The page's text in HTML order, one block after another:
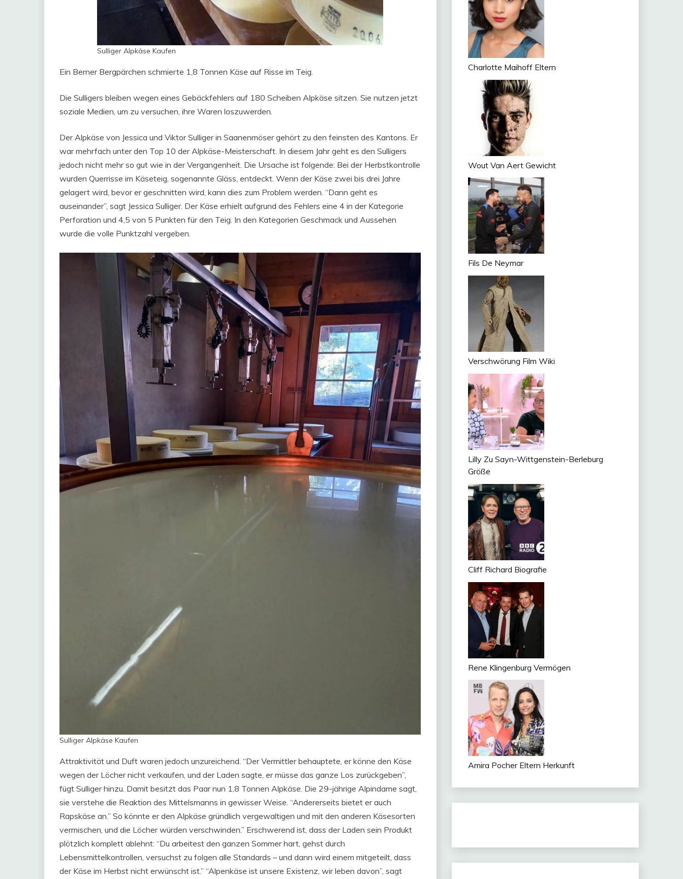
Sulliger Alpkäse Kaufen
Ein Berner Bergpärchen schmierte 1,8 Tonnen Käse auf Risse im Teig.
Die Sulligers bleiben wegen eines Gebäckfehlers auf 180 Scheiben Alpkäse sitzen. Sie nutzen jetzt
soziale Medien, um zu versuchen, ihre Waren loszuwerden.
Der Alpkäse von Jessica und Viktor Sulliger in Saanenmöser gehört zu den feinsten des Kantons. Er
war mehrfach unter den Top 10 der Alpkäse-Meisterschaft. In diesem Jahr geht es den Sulligers
jedoch nicht mehr so ​​gut wie in der Vergangenheit. Die Ursache ist folgende: Bei der Herbstkontrolle
wurden Querrisse im Käseteig, sogenannte Gläss, entdeckt. Wenn der Käse zwei bis drei Jahre
gelagert wird, bevor er geschnitten wird, kann dies zum Problem werden. “Dann geht es
auseinander”, sagt Jessica Sulliger. Der Käse erhielt aufgrund des Fehlers eine 4 in der Kategorie
Perforation und 4,5 von 5 Punkten für den Teig. In den Kategorien Geschmack und Aussehen
wurde die volle Punktzahl vergeben.
Sulliger Alpkäse Kaufen
Attraktivität und Duft waren jedoch unzureichend. “Der Vermittler behauptete, er könne den Käse
wegen der Löcher nicht verkaufen, und der Laden sagte, er müsse das ganze Los zurückgeben”,
fügt Sulliger hinzu. Damit besitzt das Paar nun 1,8 Tonnen Alpkäse. Die 29-jährige Alpindame sagt,
sie verstehe die Reaktion des Mittelsmanns in gewisser Weise. “Andererseits bietet er auch
Rapskäse an.” So könnte er den Alpkäse gründlich vergewaltigen und mit den anderen Käsesorten
vermischen, und die Löcher würden verschwinden.” Erschwerend ist, dass der Laden sein Produkt
plötzlich komplett ablehnt: “Du arbeitest den ganzen Sommer hart, gehst durch
Lebensmittelkontrollen, versuchst zu folgen alle Standards – und dann wird einem mitgeteilt, dass
der Käse im Herbst nicht erwünscht ist.” “Alpenkäse ist unsere Existenz, wir leben davon”, sagt
Charlotte Maihoff Eltern
Wout Van Aert Gewicht
Fils De Neymar
Verschwörung Film Wiki
Lilly Zu Sayn-Wittgenstein-Berleburg
Größe
Cliff Richard Biografie
Rene Klingenburg Vermögen
Amira Pocher Eltern Herkunft